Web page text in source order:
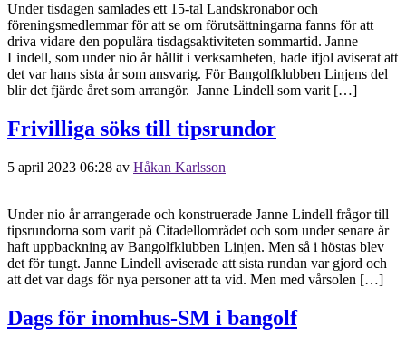
Under tisdagen samlades ett 15-tal Landskronabor och
föreningsmedlemmar för att se om förutsättningarna fanns för att
driva vidare den populära tisdagsaktiviteten sommartid. Janne
Lindell, som under nio år hållit i verksamheten, hade ifjol aviserat att
det var hans sista år som ansvarig. För Bangolfklubben Linjens del
blir det fjärde året som arrangör. Janne Lindell som varit […]
Frivilliga söks till tipsrundor
5 april 2023 06:28 av Håkan Karlsson
Under nio år arrangerade och konstruerade Janne Lindell frågor till
tipsrundorna som varit på Citadellområdet och som under senare år
haft uppbackning av Bangolfklubben Linjen. Men så i höstas blev
det för tungt. Janne Lindell aviserade att sista rundan var gjord och
att det var dags för nya personer att ta vid. Men med vårsolen […]
Dags för inomhus-SM i bangolf